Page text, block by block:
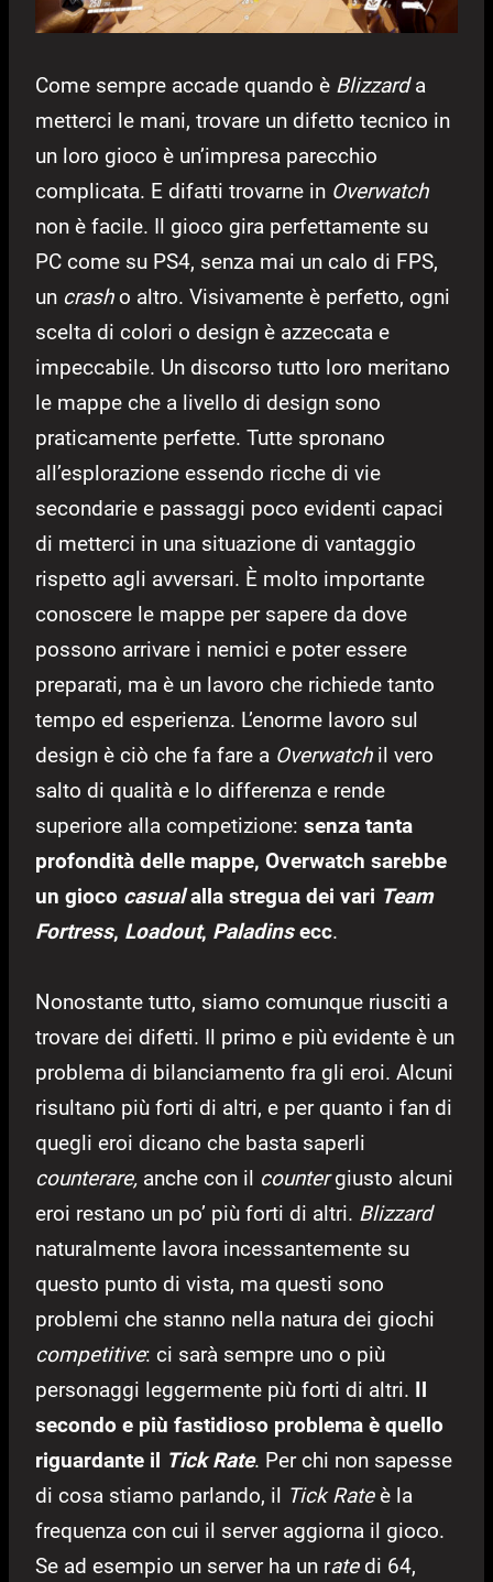
Come sempre accade quando è Blizzarda
metterci le mani, trovare un difetto tecnico in
un loro gioco è un’impresa parecchio
complicata. E difatti trovarne in Overwatch
non è facile. Il gioco gira perfettamente su
PC come su PS4, senza mai un calo di FPS,
un crasho altro. Visivamente è perfetto, ogni
scelta di colori o design è azzeccata e
impeccabile. Un discorso tutto loro meritano
le mappe che a livello di design sono
praticamente perfette. Tutte spronano
all’esplorazione essendo ricche di vie
secondarie e passaggi poco evidenti capaci
di metterci in una situazione di vantaggio
rispetto agli avversari. È molto importante
conoscere le mappe per sapere da dove
possono arrivare i nemici e poter essere
preparati, ma è un lavoro che richiede tanto
tempo ed esperienza. L’enorme lavoro sul
design è ciò che fa fare a Overwatchil vero
salto di qualità e lo differenza e rende
superiore alla competizione: senza tanta
profondità delle mappe, Overwatch sarebbe
un gioco casualalla stregua dei vari Team
Fortress, Loadout, Paladinsecc.
Nonostante tutto, siamo comunque riusciti a
trovare dei difetti. Il primo e più evidente è un
problema di bilanciamento fra gli eroi. Alcuni
risultano più forti di altri, e per quanto i fan di
quegli eroi dicano che basta saperli
counterare, anche con il countergiusto alcuni
eroi restano un po’ più forti di altri. Blizzard
naturalmente lavora incessantemente su
questo punto di vista, ma questi sono
problemi che stanno nella natura dei giochi
competitive: ci sarà sempre uno o più
personaggi leggermente più forti di altri. Il
secondo e più fastidioso problema è quello
riguardante il Tick Rate. Per chi non sapesse
di cosa stiamo parlando, il Tick Rateè la
frequenza con cui il server aggiorna il gioco.
Se ad esempio un server ha un ratedi 64,